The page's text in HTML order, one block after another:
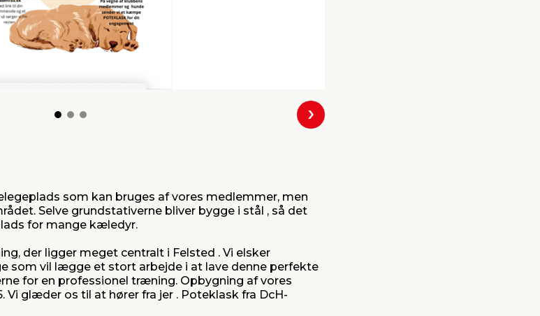
Næste
som kan bruges af vores medlemmer, men
Selve grundstativerne bliver bygge i stål , så det
for mange kæledyr.
der ligger meget centralt i Felsted . Vi elsker
som vil lægge et stort arbejde i at lave denne perfekte
for en professionel træning. Opbygning af vores
Vi glæder os til at hører fra jer . Poteklask fra DcH-